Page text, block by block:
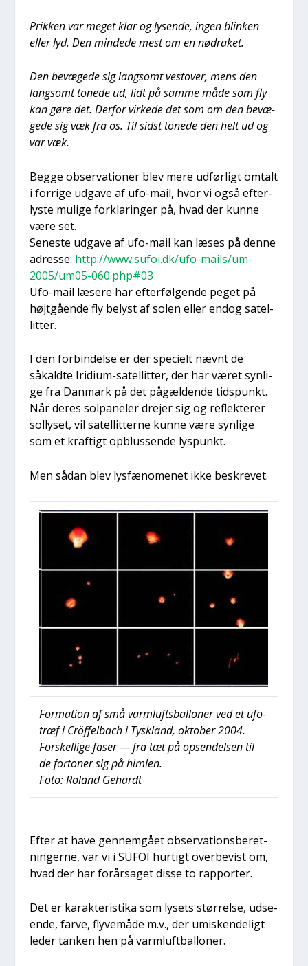
Prik­ken var meget klar og lysen­de, ingen blin­ken
eller lyd. Den min­de­de mest om en nødra­ket.
Den bevæ­ge­de sig lang­somt vestover, mens den
lang­somt tone­de ud, lidt på sam­me måde som fly
kan gøre det. Der­for vir­ke­de det som om den bevæ­
ge­de sig væk fra os. Til sidst tone­de den helt ud og
var væk.
Beg­ge obser­va­tio­ner blev mere udfør­ligt omtalt
i for­ri­ge udga­ve af ufo-mail, hvor vi også efter­
ly­ste muli­ge for­kla­rin­ger på, hvad der kun­ne
være set.
Sene­ste udga­ve af ufo-mail kan læses på den­ne
adres­se: http://www.sufoi.dk/ufo-mails/um-
2005/um05-060.php#03
Ufo-mail læse­re har efter­føl­gen­de peget på
højt­gå­en­de fly belyst af solen eller endog satel­
lit­ter.
I den for­bin­del­se er der spe­ci­elt nævnt de
såkald­te Iri­di­um-satel­lit­ter, der har været syn­li­
ge fra Dan­mark på det pågæl­den­de tids­punkt.
Når deres sol­pa­ne­ler dre­jer sig og reflek­te­rer
sol­ly­set, vil satel­lit­ter­ne kun­ne være syn­li­ge
som et kraf­tigt opblus­sen­de lys­punkt.
Men sådan blev lys­fæ­no­me­net ikke beskre­vet.
For­ma­tion af små varm­lufts­bal­lo­ner ved et ufo-
træf i Cröf­fel­bach i Tys­kland, okto­ber 2004.
For­skel­li­ge faser — fra tæt på opsen­del­sen til
de for­to­ner sig på him­len.
Foto: Roland Gehardt
Efter at have gen­nem­gå­et obser­va­tions­be­ret­
nin­ger­ne, var vi i SUFOI hur­tigt over­be­vist om,
hvad der har for­år­sa­get dis­se to rap­por­ter.
Det er karak­te­ri­sti­ka som lysets stør­rel­se, udse­
en­de, far­ve, fly­ve­må­de m.v., der umi­sken­de­ligt
leder tan­ken hen på varm­luft­bal­lo­ner.